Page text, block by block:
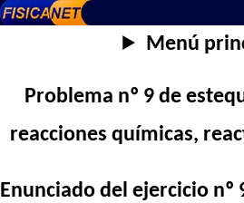
Menú
Problema nº 9 de
reacciones químicas,
Enunciado del ejercicio nº